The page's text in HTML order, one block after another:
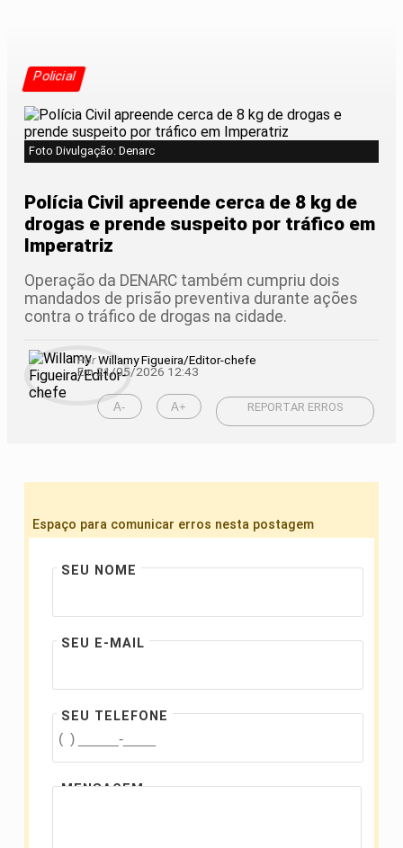
Policial
Foto Divulgação: Denarc
Polícia Civil apreende cerca de 8 kg de
drogas e prende suspeito por tráfico em
Imperatriz
Operação da DENARC também cumpriu dois
mandados de prisão preventiva durante ações
contra o tráfico de drogas na cidade.
PorWillamy Figueira/Editor-chefe
Em 21/05/2026 12:43
A- A+ REPORTAR ERROS
Espaço para comunicar erros nesta postagem
SEU NOME
SEU E-MAIL
SEU TELEFONE
MENSAGEM